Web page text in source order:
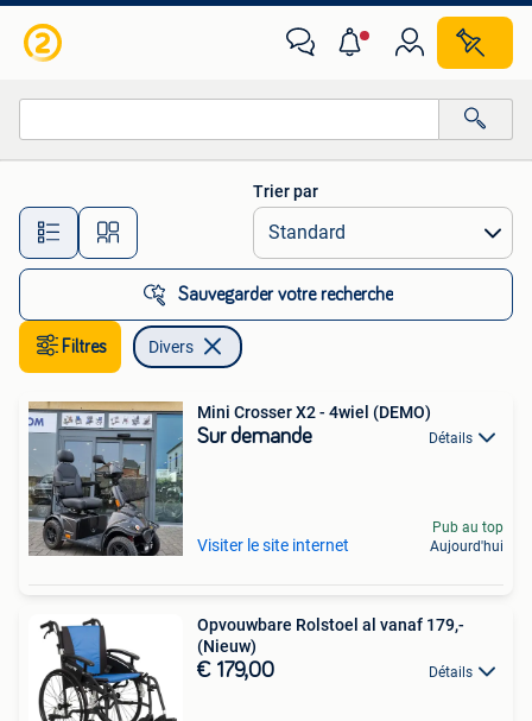
Toutes les distances…
Trier par
Sauvegarder votre recherche
Filtres Divers
Mini Crosser X2 - 4wiel (DEMO)
Sur demande Détails
Visiter le site internet
Pub au top
Aujourd'hui
Opvouwbare Rolstoel al vanaf 179,-
(Nieuw)
€ 179,00 Détails